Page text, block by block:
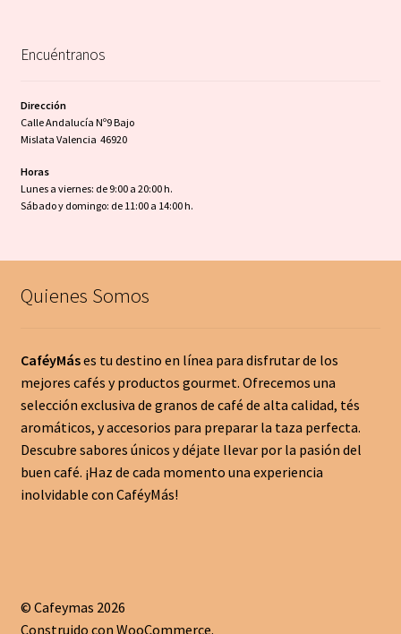
Encuéntranos
Dirección
Calle Andalucía Nº9 Bajo
Mislata Valencia 46920
Horas
Lunes a viernes: de 9:00 a 20:00 h.
Sábado y domingo: de 11:00 a 14:00 h.
Quienes Somos
CaféyMáses tu destino en línea para disfrutar de los
mejores cafés y productos gourmet. Ofrecemos una
selección exclusiva de granos de café de alta calidad, tés
aromáticos, y accesorios para preparar la taza perfecta.
Descubre sabores únicos y déjate llevar por la pasión del
buen café. ¡Haz de cada momento una experiencia
inolvidable con CaféyMás!
© Cafeymas 2026
Construido con WooCommerce.